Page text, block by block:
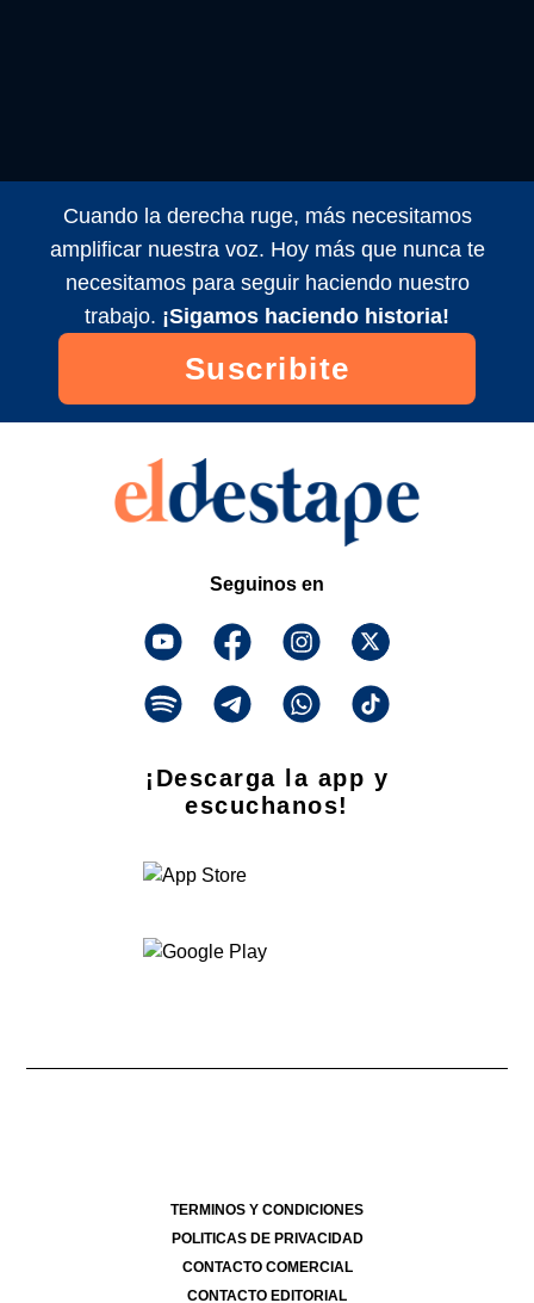
2022/9/3
precios | Editorial de Roberto Navarro
2022/10/0
Cuando la derecha ruge, más necesitamos
amplificar nuestra voz. Hoy más que nunca te
necesitamos para seguir haciendo nuestro
trabajo. ¡Sigamos haciendo historia!
Suscribite
Seguinos en
¡Descarga la app y
escuchanos!
TERMINOS Y CONDICIONES
POLITICAS DE PRIVACIDAD
CONTACTO COMERCIAL
CONTACTO EDITORIAL